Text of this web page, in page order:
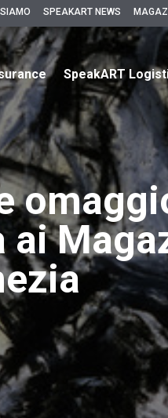
SPEAKART NEWS
SpeakART
ai